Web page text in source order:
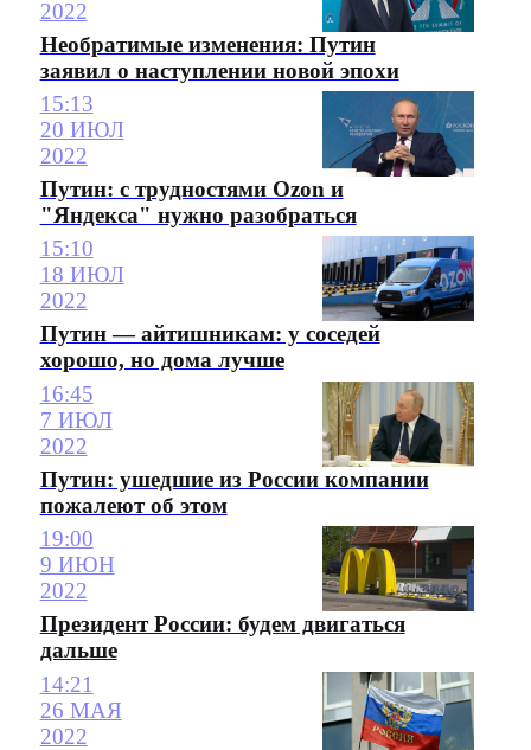
2022
Необратимые изменения: Путин
заявил о наступлении новой эпохи
15:13
20 ИЮЛ
2022
Путин: с трудностями Ozon и
"Яндекса" нужно разобраться
15:10
18 ИЮЛ
2022
Путин — айтишникам: у соседей
хорошо, но дома лучше
16:45
7 ИЮЛ
2022
Путин: ушедшие из России компании
пожалеют об этом
19:00
9 ИЮН
2022
Президент России: будем двигаться
дальше
14:21
26 МАЯ
2022